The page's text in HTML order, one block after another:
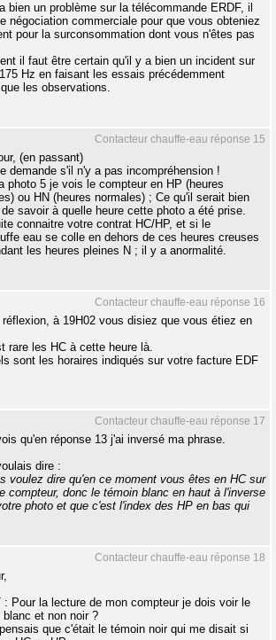
bien un problème sur la télécommande ERDF, il
négociation commerciale pour que vous obteniez
pour la surconsommation dont vous n'êtes pas
il faut être certain qu'il y a bien un incident sur
Hz en faisant les essais précédemment
les observations.
Contacteur chauffe-eau réponse 15
(en passant)
demande s'il n'y a pas incompréhension !
photo 5 je vois le compteur en HP (heures
ou HN (heures normales) ; Ce qu'il serait bien
savoir à quelle heure cette photo a été prise.
connaitre votre contrat HC/HP, et si le
eau se colle en dehors de ces heures creuses
les heures pleines N ; il y a anormalité.
Contacteur chauffe-eau réponse 16
réflexion, à 19H02 vous disiez que vous étiez en
rare les HC à cette heure là.
sont les horaires indiqués sur votre facture EDF
Contacteur chauffe-eau réponse 17
qu'en réponse 13 j'ai inversé ma phrase.
dire :
voulez dire qu'en ce moment vous êtes en HC sur
compteur, donc le témoin blanc en haut à l'inverse
photo et que c'est l'index des HP en bas qui
Contacteur chauffe-eau réponse 18
: Pour la lecture de mon compteur je dois voir le
blanc et non noir ?
que c'était le témoin noir qui me disait si